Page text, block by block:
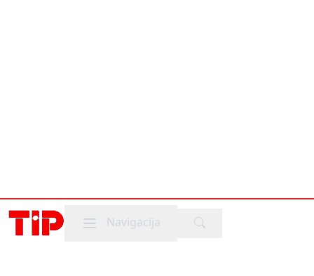
Mobile menu
Navigacija